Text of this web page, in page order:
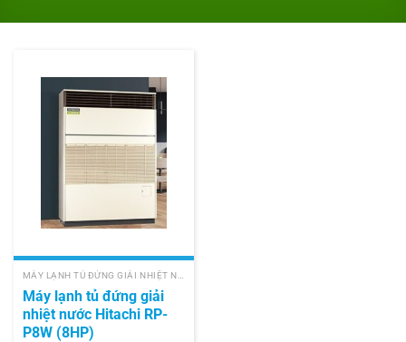
MÁY LẠNH TỦ ĐỨNG GIẢI NHIỆT NƯỚC HITACHI
Máy lạnh tủ đứng giải
nhiệt nước Hitachi RP-
P8W (8HP)